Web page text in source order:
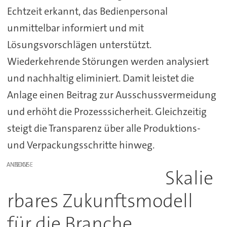
Echtzeit erkannt, das Bedienpersonal
unmittelbar informiert und mit
Lösungsvorschlägen unterstützt.
Wiederkehrende Störungen werden analysiert
und nachhaltig eliminiert. Damit leistet die
Anlage einen Beitrag zur Ausschussvermeidung
und erhöht die Prozesssicherheit. Gleichzeitig
steigt die Transparenz über alle Produktions-
und Verpackungsschritte hinweg.
ANZEIGE
Skalie
rbares Zukunftsmodell